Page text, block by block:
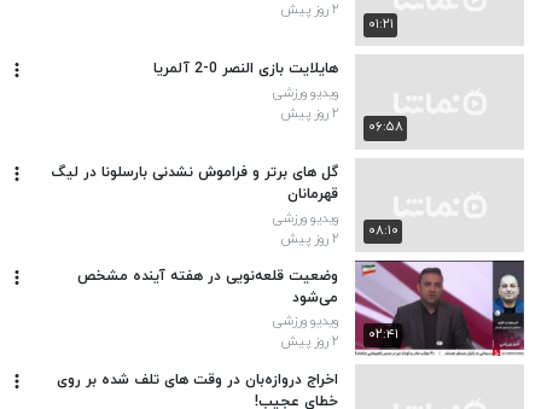
۰۱:۲۱
۲ روز پیش
۰۶:۵۸
هایلایت بازی النصر 0-2 آلمریا
ویدیو ورزشی
۲ روز پیش
۰۸:۱۰
گل های برتر و فراموش نشدنی بارسلونا در لیگ
قهرمانان
ویدیو ورزشی
۲ روز پیش
۰۲:۴۱
وضعیت قلعه‌نویی در هفته آینده مشخص
می‌شود
ویدیو ورزشی
۲ روز پیش
اخراج دروازه‌بان در وقت های تلف شده بر روی
خطای عجیب!